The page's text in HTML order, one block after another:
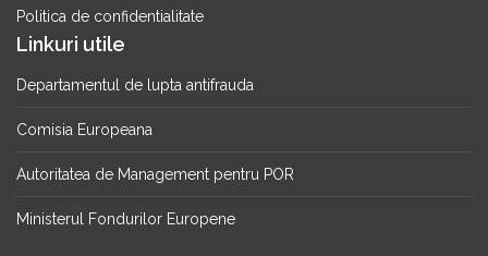
Politica de confidentialitate
Linkuri utile
Departamentul de lupta antifrauda
Comisia Europeana
Autoritatea de Management pentru POR
Ministerul Fondurilor Europene